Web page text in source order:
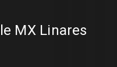
MX Linares